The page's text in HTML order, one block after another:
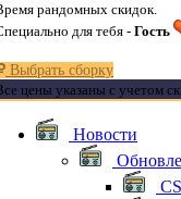
рандомных скидок.
для тебя - Гость
Выбрать сборку
цены указаны с учетом
Новости